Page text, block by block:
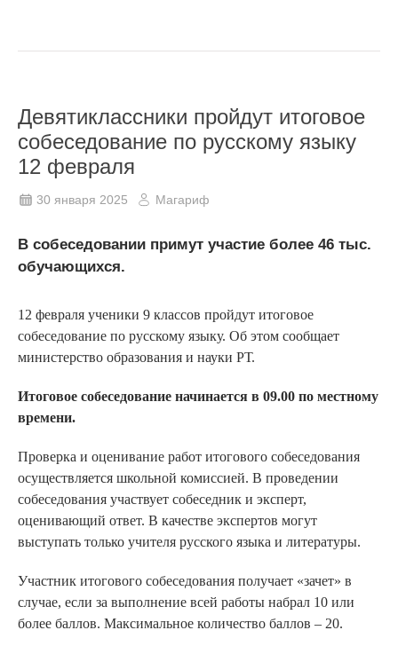
Девятиклассники пройдут итоговое
собеседование по русскому языку
12 февраля
30 января 2025 Магариф
В собеседовании примут участие более 46 тыс.
обучающихся.
12 февраля ученики 9 классов пройдут итоговое
собеседование по русскому языку. Об этом сообщает
министерство образования и науки РТ.
Итоговое собеседование начинается в 09.00 по местному
времени.
Проверка и оценивание работ итогового собеседования
осуществляется школьной комиссией. В проведении
собеседования участвует собеседник и эксперт,
оценивающий ответ. В качестве экспертов могут
выступать только учителя русского языка и литературы.
Участник итогового собеседования получает «зачет» в
случае, если за выполнение всей работы набрал 10 или
более баллов. Максимальное количество баллов – 20.